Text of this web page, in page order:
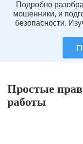
Подробно
мошенники, и
безопасности.
Простые
работы